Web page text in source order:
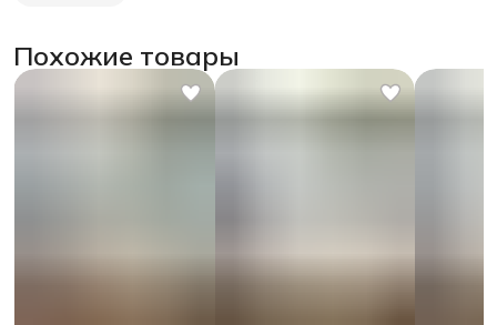
Похожие товары